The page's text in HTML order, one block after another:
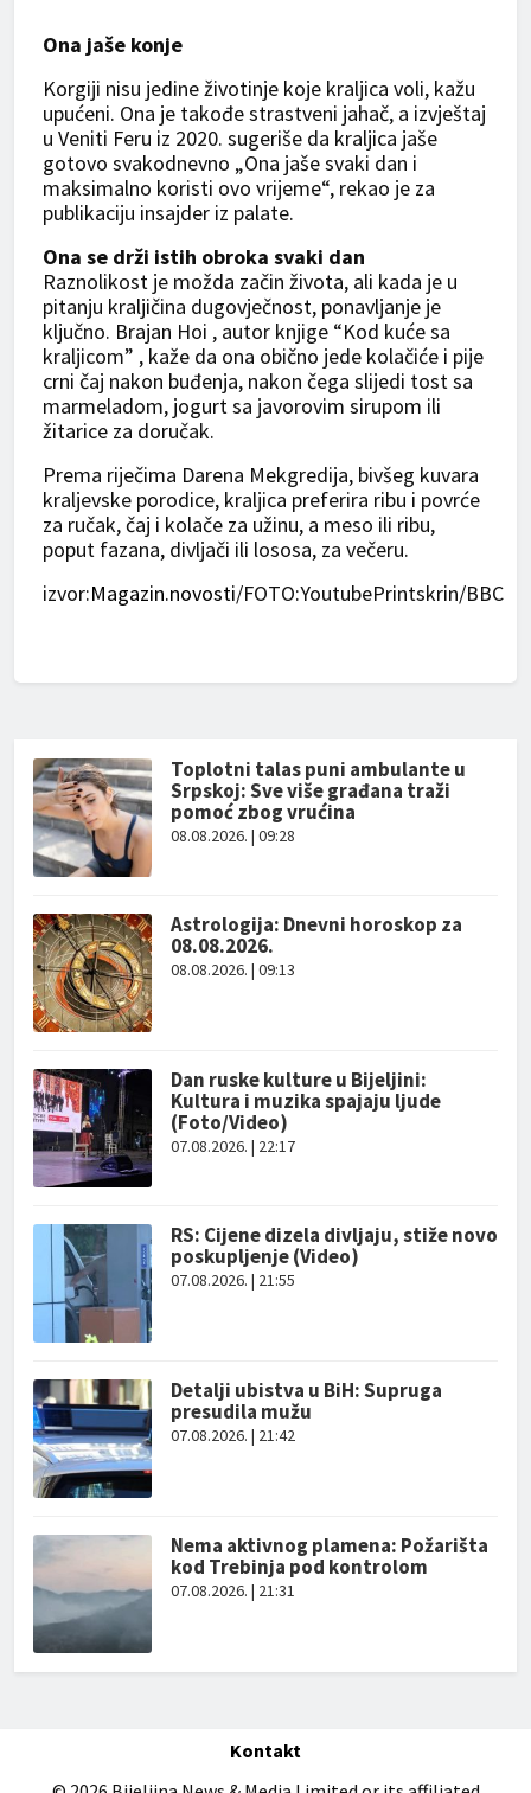
Ona jaše konje
Korgiji nisu jedine životinje koje kraljica voli, kažu
upućeni. Ona je takođe strastveni jahač, a izvještaj
u Veniti Feru iz 2020. sugeriše da kraljica jaše
gotovo svakodnevno „Ona jaše svaki dan i
maksimalno koristi ovo vrijeme“, rekao je za
publikaciju insajder iz palate.
Ona se drži istih obroka svaki dan
Raznolikost je možda začin života, ali kada je u
pitanju kraljičina dugovječnost, ponavljanje je
ključno. Brajan Hoi , autor knjige “Kod kuće sa
kraljicom” , kaže da ona obično jede kolačiće i pije
crni čaj nakon buđenja, nakon čega slijedi tost sa
marmeladom, jogurt sa javorovim sirupom ili
žitarice za doručak.
Prema riječima Darena Mekgredija, bivšeg kuvara
kraljevske porodice, kraljica preferira ribu i povrće
za ručak, čaj i kolače za užinu, a meso ili ribu,
poput fazana, divljači ili lososa, za večeru.
izvor:Magazin.novosti/FOTO:YoutubePrintskrin/BBC
Toplotni talas puni ambulante u
Srpskoj: Sve više građana traži
pomoć zbog vrućina
08.08.2026. | 09:28
Astrologija: Dnevni horoskop za
08.08.2026.
08.08.2026. | 09:13
Dan ruske kulture u Bijeljini:
Kultura i muzika spajaju ljude
(Foto/Video)
07.08.2026. | 22:17
RS: Cijene dizela divljaju, stiže novo
poskupljenje (Video)
07.08.2026. | 21:55
Detalji ubistva u BiH: Supruga
presudila mužu
07.08.2026. | 21:42
Nema aktivnog plamena: Požarišta
kod Trebinja pod kontrolom
07.08.2026. | 21:31
Kontakt